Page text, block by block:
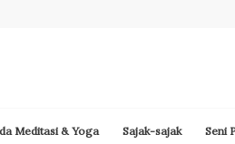
Meditasi & Yoga Sajak-sajak Seni